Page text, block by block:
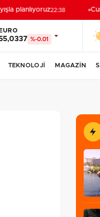
planlıyoruz22:38
EURO
%-0.01
TEKNOLOJİ MAGAZİN